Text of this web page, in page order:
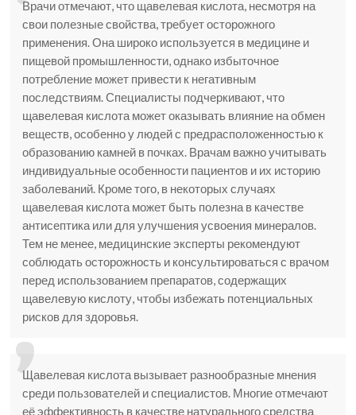
Врачи отмечают, что щавелевая кислота, несмотря на
свои полезные свойства, требует осторожного
применения. Она широко используется в медицине и
пищевой промышленности, однако избыточное
потребление может привести к негативным
последствиям. Специалисты подчеркивают, что
щавелевая кислота может оказывать влияние на обмен
веществ, особенно у людей с предрасположенностью к
образованию камней в почках. Врачам важно учитывать
индивидуальные особенности пациентов и их историю
заболеваний. Кроме того, в некоторых случаях
щавелевая кислота может быть полезна в качестве
антисептика или для улучшения усвоения минералов.
Тем не менее, медицинские эксперты рекомендуют
соблюдать осторожность и консультироваться с врачом
перед использованием препаратов, содержащих
щавелевую кислоту, чтобы избежать потенциальных
рисков для здоровья.
Щавелевая кислота вызывает разнообразные мнения
среди пользователей и специалистов. Многие отмечают
её эффективность в качестве натурального средства